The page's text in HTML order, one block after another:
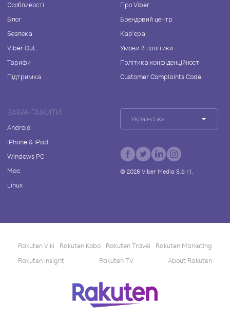
Особливості
Блог
Безпека
Viber Out
Тарифи
Підтримка
Про Viber
Брендовий центр
Кар'єра
Умови й політики
Політика конфіденційності
Customer Complaints Code
ЗАВАНТАЖИТИ
Android
iPhone & iPad
Windows PC
Mac
Linux
Українська
© 2026Viber Media S.à r.l.
Rakuten Viki Rakuten Kobo Rakuten Travel
Rakuten Marketing
Rakuten Insight
Rakuten TV About Rakuten